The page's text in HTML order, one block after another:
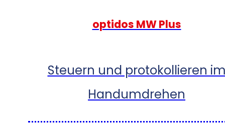
optidos MW Plus
Steuern und protokollieren
Handumdrehen